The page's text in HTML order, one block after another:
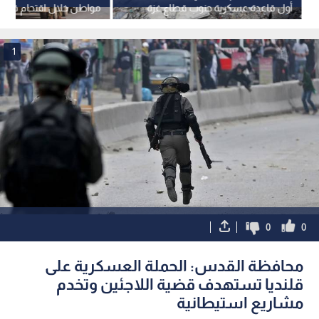
مواطن خلال اقتحام قوات
جنين
أول قاعدة عسكرية جنوب قطاع غزة
1
0
0
محافظة القدس: الحملة العسكرية على
قلنديا تستهدف قضية اللاجئين وتخدم
مشاريع استيطانية